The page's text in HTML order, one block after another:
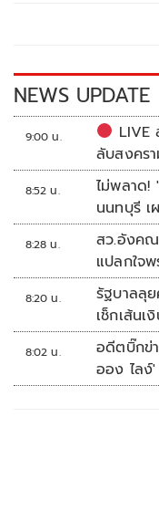
k k
NEWS UPDATE
9:00 น.
LIVE
ลับสงครา
ใหม่ในต
คิด กับ..
8:52 น.
ไม่พลาด!
นนทบุรี เ
8:28 น.
สว.อังค
แปลกใจ
8:20 น.
รัฐบาลลุ
เช็กเส้นเ
8:02 น.
อดีตบิ๊กข่
ออง ไลง์